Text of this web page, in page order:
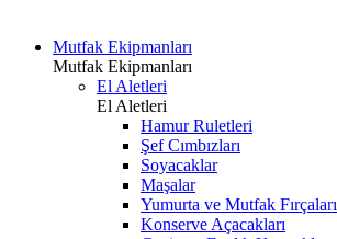
Mutfak Ekipmanları
Mutfak Ekipmanları
El Aletleri
El Aletleri
Hamur Ruletleri
Şef Cımbızları
Soyacaklar
Maşalar
Yumurta ve Mutfak Fırçaları
Konserve Açacakları